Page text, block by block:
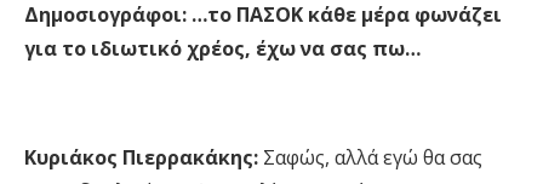
Δημοσιογράφοι: …το ΠΑΣΟΚ κάθε μέρα φωνάζει
για το ιδιωτικό χρέος, έχω να σας πω…
Κυριάκος Πιερρακάκης: Σαφώς, αλλά εγώ θα σας